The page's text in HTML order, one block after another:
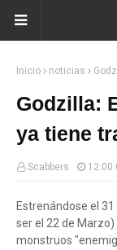
Inicio noticias
Godzilla:
ya tiene
Scabbers
Estrenándose el
ser el 22 de
monstruos